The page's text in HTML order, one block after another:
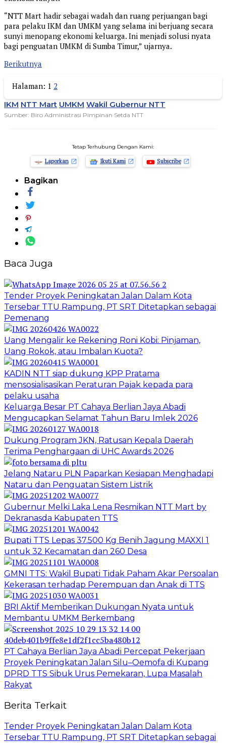
“NTT Mart hadir sebagai wadah dan ruang perjuangan bagi
para pelaku IKM dan UMKM yang selama ini berjuang secara
sunyi menopang ekonomi keluarga. Ini menjadi solusi nyata
bagi penguatan UMKM di Sumba Timur,” ujarnya.
Berikutnya
Halaman: 1 2
IKM NTT Mart UMKM Wakil Gubernur NTT
Sumber: Biro Administrasi Pimpinan Setda NTT
Tetap Terhubung Dengan Kami:
Laporkan Ikuti Kami Subscribe
Bagikan
Baca Juga
Tender Proyek Peningkatan Jalan Dalam Kota
Tersebar TTU Rampung, PT SRT Ditetapkan sebagai
Pemenang
Uang Mengalir ke Rekening Roni Kobi: Pinjaman,
Uang Rokok, atau Imbalan Kuota?
KADIN NTT siap dukung KPP Pratama
mensosialisasikan Peraturan Pajak kepada para
pelaku usaha
Keluarga Besar PT Cahaya Berlian Jaya Abadi
Mengucapkan Selamat Tahun Baru Imlek 2026
Dukung Program JKN, Ratusan Kepala Daerah
Terima Penghargaan di UHC Awards 2026
Jelang Nataru PLN Paparkan Kesiapan Menghadapi
Nataru dan Penguatan Sistem Listrik
Gubernur Melki Laka Lena Resmikan NTT Mart by
Dekranasda Kabupaten TTS
Bupati TTS Lepas 37.500 Kg Benih Jagung MAXXI 1
untuk 32 Kecamatan dan 260 Desa
GMNI TTS: Wakil Bupati Tidak Paham Akar Persoalan
Kekerasan terhadap Perempuan dan Anak di TTS
BRI Aktif Memberikan Dukungan Nyata untuk
Membantu UMKM Berkembang
PT Cahaya Berlian Jaya Abadi Percepat Pekerjaan
Proyek Peningkatan Jalan Silu–Oemofa di Kupang
DPRD TTS Sibuk Urus Pemekaran, Lupa Masalah
Rakyat
Berita Terkait
Tender Proyek Peningkatan Jalan Dalam Kota
Tersebar TTU Rampung, PT SRT Ditetapkan sebagai